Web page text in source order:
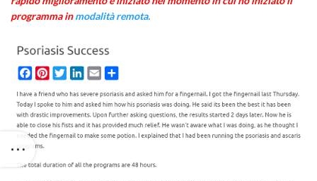
programma inmodalità remota.